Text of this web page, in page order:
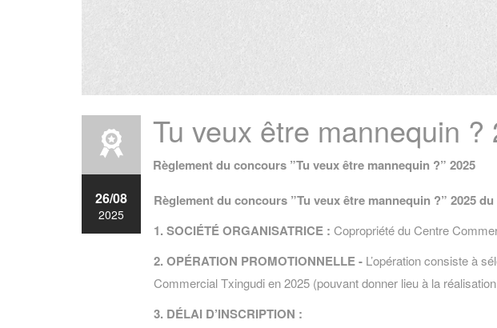
Tu veux être mannequin ?
Règlement du concours ”Tu veux être mannequin ?” 2025
26/08
2025
Règlement du concours ”Tu veux être mannequin ?” 2025du
1. SOCIÉTÉ ORGANISATRICE : Copropriété du Centre
2. OPÉRATION PROMOTIONNELLE - L’opération consiste à
Commercial Txingudi en 2025 (pouvant donner lieu à la
3. DÉLAI D’INSCRIPTION :